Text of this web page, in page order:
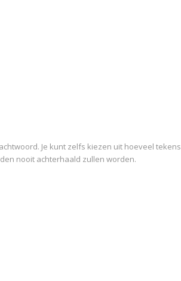
Je kunt zelfs kiezen uit hoeveel
nooit achterhaald zullen worden.